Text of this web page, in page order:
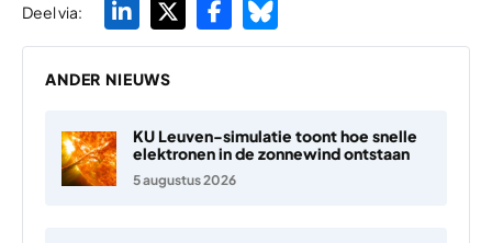
Deel via:
ANDER NIEUWS
KU Leuven-simulatie toont hoe snelle
elektronen in de zonnewind ontstaan
5 augustus 2026